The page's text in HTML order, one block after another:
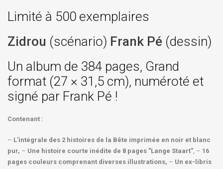
Limité à 500 exemplaires
Zidrou (scénario) Frank Pé (dessin)
Un album de 384 pages, Grand
format (27 × 31,5 cm), numéroté et
signé par Frank Pé !
Contenant :
– L'intégrale des 2 histoires de la Bête imprimée en noir et blanc
pur, – Une histoire courte inédite de 8 pages "Lange Staart", – 16
pages couleurs comprenant diverses illustrations, – Un ex-libris